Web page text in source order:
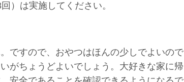
）は実施してください。
ですので、おやつはほんの少しでよいので
がちょうどよいでしょう。大好きな家に帰